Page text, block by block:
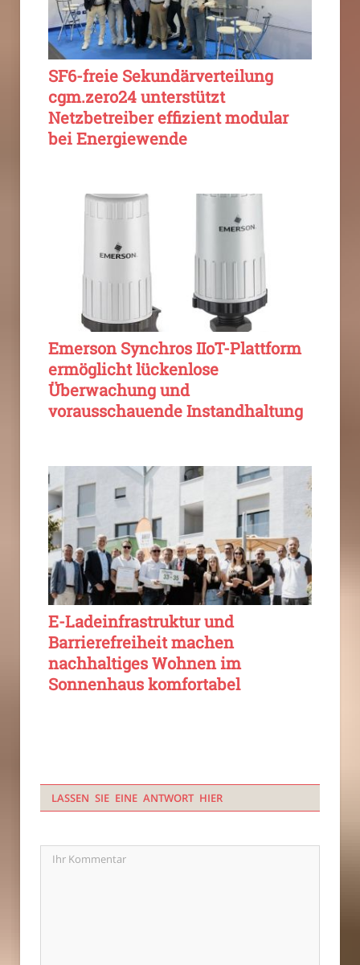
SF6-freie Sekundärverteilung
cgm.zero24 unterstützt
Netzbetreiber effizient modular
bei Energiewende
Emerson Synchros IIoT-Plattform
ermöglicht lückenlose
Überwachung und
vorausschauende Instandhaltung
E-Ladeinfrastruktur und
Barrierefreiheit machen
nachhaltiges Wohnen im
Sonnenhaus komfortabel
LASSEN SIE EINE ANTWORT HIER